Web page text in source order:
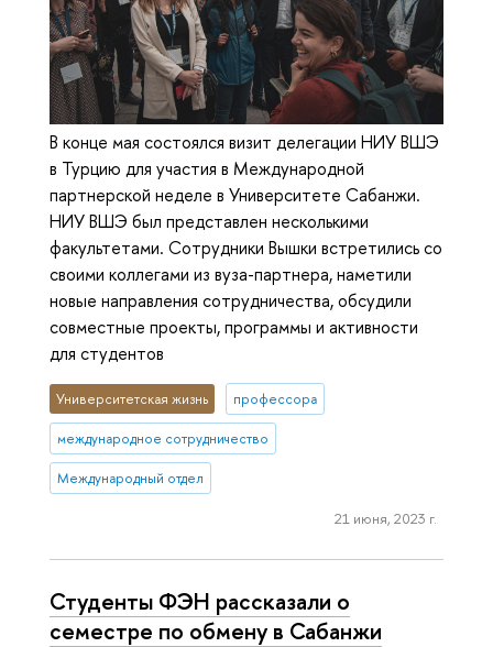
В конце мая состоялся визит делегации НИУ ВШЭ
в Турцию для участия в Международной
партнерской неделе в Университете Сабанжи.
НИУ ВШЭ был представлен несколькими
факультетами. Сотрудники Вышки встретились со
своими коллегами из вуза-партнера, наметили
новые направления сотрудничества, обсудили
совместные проекты, программы и активности
для студентов
Университетская жизнь профессора
международное сотрудничество
Международный отдел
21 июня, 2023 г.
Студенты ФЭН рассказали о
семестре по обмену в Сабанжи